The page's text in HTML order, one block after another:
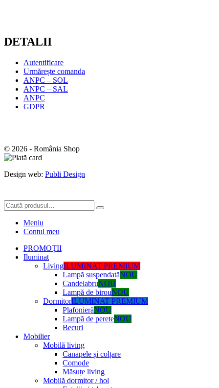
DETALII
Autentificare
Urmărește comanda
ANPC – SOL
ANPC – SAL
ANPC
GDPR
© 2026 - România Shop
Design web: Publi Design
Meniu
Contul meu
PROMOȚII
Iluminat
LivingILUMINAT PREMIUM
Lampă suspendatăNOU
CandelabruNOU
Lampă de birouNOU
DormitorILUMINAT PREMIUM
PlafonierăNOU
Lampă de pereteNOU
Becuri
Mobilier
Mobilă living
Canapele și colțare
Comode
Măsuțe living
Mobilă dormitor / hol